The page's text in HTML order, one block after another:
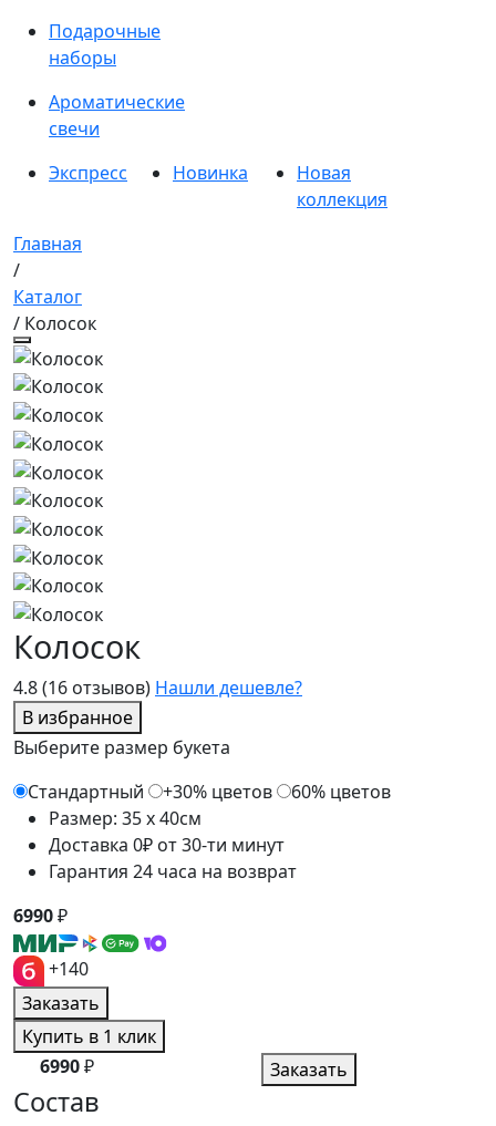
Подарочные
наборы
Ароматические
свечи
Экспресс
Новинка
Новая
коллекция
Главная
/
Каталог
/ Колосок
4.8(16 отзывов) Нашли дешевле?
В избранное
Колосок
Выберите размер букета
Стандартный
+30% цветов
60% цветов
Размер: 35 x 40см
Доставка 0₽ от 30-ти минут
Гарантия 24 часа на возврат
6990₽
+140
Заказать
Купить в 1 клик
6990₽ Заказать
Состав